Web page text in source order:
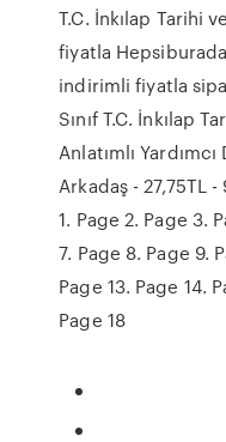
T.C. İnkılap Tarihi
fiyatla
indirimli fiyatla
Sınıf T.C. İnkılap
Anlatımlı
Arkadaş - 27,75TL
1. Page 2. Page 3.
7. Page 8. Page 9.
Page 13. Page 14.
Page 18